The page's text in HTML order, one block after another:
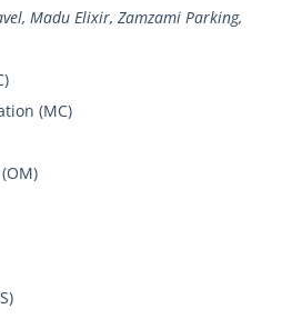
Madu Elixir, Zamzami Parking,
(MC)